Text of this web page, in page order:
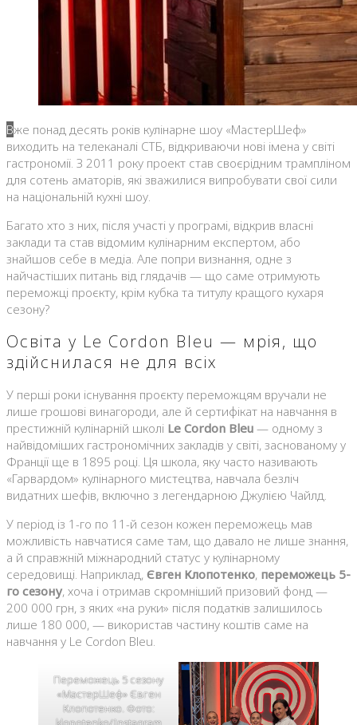
Вже понад десять років кулінарне шоу «МастерШеф»
виходить на телеканалі СТБ, відкриваючи нові імена у світі
гастрономії. З 2011 року проект став своєрідним трампліном
для сотень аматорів, які зважилися випробувати свої сили
на національній кухні шоу.
Багато хто з них, після участі у програмі, відкрив власні
заклади та став відомим кулінарним експертом, або
знайшов себе в медіа. Але попри визнання, одне з
найчастіших питань від глядачів — що саме отримують
переможці проєкту, крім кубка та титулу кращого кухаря
сезону?
Освіта у Le Cordon Bleu — мрія, що
здійснилася не для всіх
У перші роки існування проєкту переможцям вручали не
лише грошові винагороди, але й сертифікат на навчання в
престижній кулінарній школі Le Cordon Bleu — одному з
найвідоміших гастрономічних закладів у світі, заснованому у
Франції ще в 1895 році. Ця школа, яку часто називають
«Гарвардом» кулінарного мистецтва, навчала безліч
видатних шефів, включно з легендарною Джулією Чайлд.
У період із 1-го по 11-й сезон кожен переможець мав
можливість навчатися саме там, що давало не лише знання,
а й справжній міжнародний статус у кулінарному
середовищі. Наприклад, Євген Клопотенко, переможець 5-
го сезону, хоча і отримав скромніший призовий фонд —
200 000 грн, з яких «на руки» після податків залишилось
лише 180 000, — використав частину коштів саме на
навчання у Le Cordon Bleu.
Переможець 5 сезону
«МастерШеф» Євген
Клопотенко. Фото: